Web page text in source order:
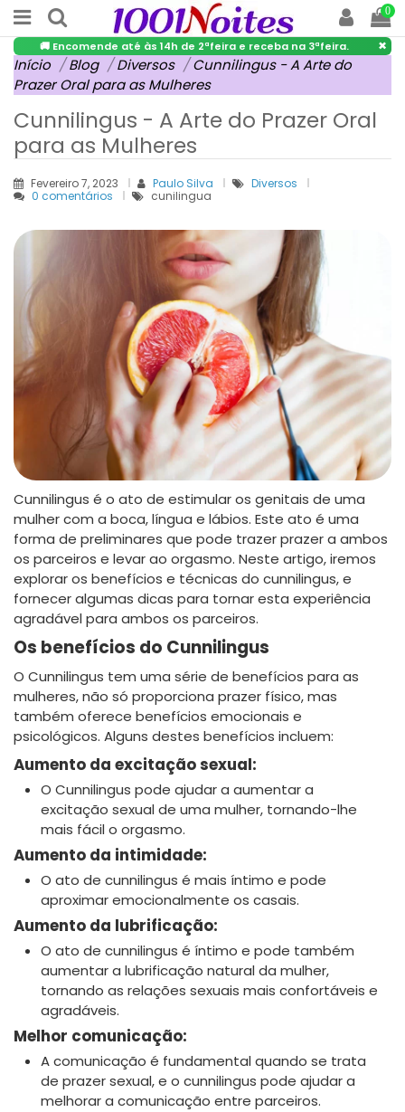
0
🚚 Encomende até às 14h de 2ªfeira e receba na 3ªfeira. ×
Início Blog Diversos
Cunnilingus - A Arte do
Prazer Oral para as Mulheres
Cunnilingus - A Arte do Prazer Oral
para as Mulheres
Fevereiro 7, 2023 Paulo Silva
Diversos
0 comentários
cunilingua
Cunnilingus é o ato de estimular os genitais de uma
mulher com a boca, língua e lábios. Este ato é uma
forma de preliminares que pode trazer prazer a ambos
os parceiros e levar ao orgasmo. Neste artigo, iremos
explorar os benefícios e técnicas do cunnilingus, e
fornecer algumas dicas para tornar esta experiência
agradável para ambos os parceiros.
Os benefícios do Cunnilingus
O Cunnilingus tem uma série de benefícios para as
mulheres, não só proporciona prazer físico, mas
também oferece benefícios emocionais e
psicológicos. Alguns destes benefícios incluem:
Aumento da excitação sexual:
O Cunnilingus pode ajudar a aumentar a
excitação sexual de uma mulher, tornando-lhe
mais fácil o orgasmo.
Aumento da intimidade:
O ato de cunnilingus é mais íntimo e pode
aproximar emocionalmente os casais.
Aumento da lubrificação:
O ato de cunnilingus é íntimo e pode também
aumentar a lubrificação natural da mulher,
tornando as relações sexuais mais confortáveis e
agradáveis.
Melhor comunicação:
A comunicação é fundamental quando se trata
de prazer sexual, e o cunnilingus pode ajudar a
melhorar a comunicação entre parceiros.